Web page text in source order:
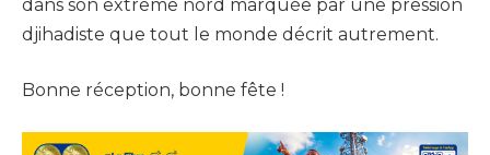
dans son extrême nord marquée par une pression
djihadiste que tout le monde décrit autrement.
Bonne réception, bonne fête !